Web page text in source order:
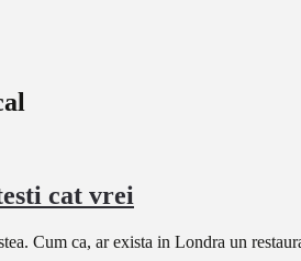
cat vrei
Cum ca, ar exista in Londra un